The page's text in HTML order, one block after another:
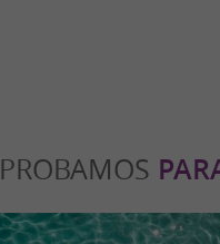
PROBAMOS